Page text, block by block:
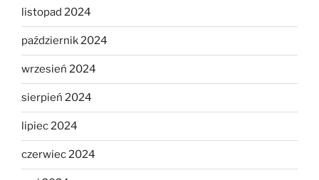
listopad 2024
październik 2024
wrzesień 2024
sierpień 2024
lipiec 2024
czerwiec 2024